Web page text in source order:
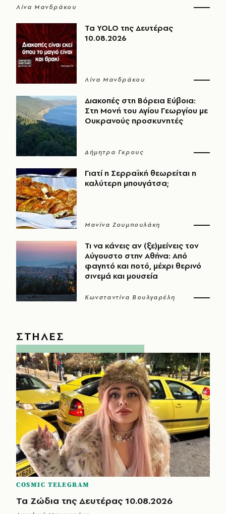
Λίνα Μανδράκου
Τα YOLO της Δευτέρας
10.08.2026
Λίνα Μανδράκου
Διακοπές στη Βόρεια Εύβοια:
Στη Μονή του Αγίου Γεωργίου με
Ουκρανούς προσκυνητές
Δήμητρα Γκρους
Γιατί η Σερραϊκή θεωρείται η
καλύτερη μπουγάτσα;
Μανίνα Ζουμπουλάκη
Τι να κάνεις αν (ξε)μείνεις τον
Αύγουστο στην Αθήνα: Από
φαγητό και ποτό, μέχρι θερινό
σινεμά και μουσεία
Κωνσταντίνα Βουλγαρέλη
ΣΤΗΛΕΣ
COSMIC TELEGRAM
Τα Ζώδια της Δευτέρας 10.08.2026